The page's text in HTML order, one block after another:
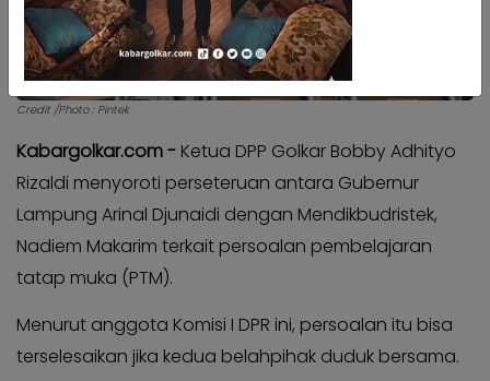
Kabar
Pilkada
Opini
Kader
Kabar
Kabar
Kabar
Kabinet
Kabar
Pilkada
Opini
Kabar
Kader
Kabar
Kabar
Kabar
Kabinet
UKM
Credit /Photo : Pintek
Kabargolkar.com - Ketua DPP Golkar Bobby Adhityo
Rizaldi menyoroti perseteruan antara Gubernur
Lampung Arinal Djunaidi dengan Mendikbudristek,
Nadiem Makarim terkait persoalan pembelajaran
tatap muka (PTM).
Menurut anggota Komisi I DPR ini, persoalan itu bisa
terselesaikan jika kedua belahpihak duduk bersama.